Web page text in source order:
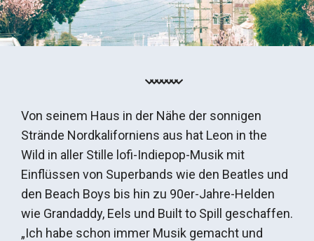
Von seinem Haus in der Nähe der sonnigen
Strände Nordkaliforniens aus hat Leon in the
Wild in aller Stille lofi-Indiepop-Musik mit
Einflüssen von Superbands wie den Beatles und
den Beach Boys bis hin zu 90er-Jahre-Helden
wie Grandaddy, Eels und Built to Spill geschaffen.
„Ich habe schon immer Musik gemacht und